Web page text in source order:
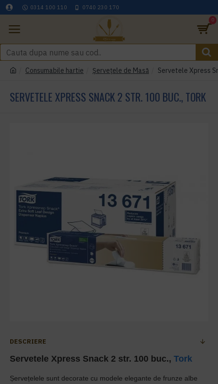
0314 100 110 0740 230 170
0
Consumabile hartie Șervețele de Masă Servetele Xpress
SERVETELE XPRESS SNACK 2 STR. 100 BUC., TORK
DESCRIERE
Servetele Xpress Snack 2 str. 100 buc., Tork
Șervețelele sunt decorate cu modele elegante de frunze albe